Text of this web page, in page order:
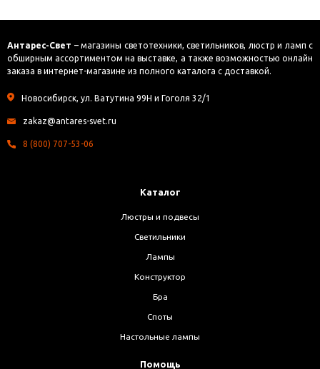
Антарес-Свет – магазины светотехники, светильников, люстр и ламп с
обширным ассортиментом на выставке, а также возможностью онлайн
заказа в интернет-магазине из полного каталога с доставкой.
Новосибирск, ул. Ватутина 99Н и Гоголя 32/1
zakaz@antares-svet.ru
8 (800) 707-53-06
Каталог
Люстры и подвесы
Светильники
Лампы
Конструктор
Бра
Споты
Настольные лампы
Помощь